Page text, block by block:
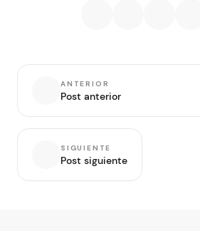
ANTERIOR
Post anterior
SIGUIENTE
Post siguiente